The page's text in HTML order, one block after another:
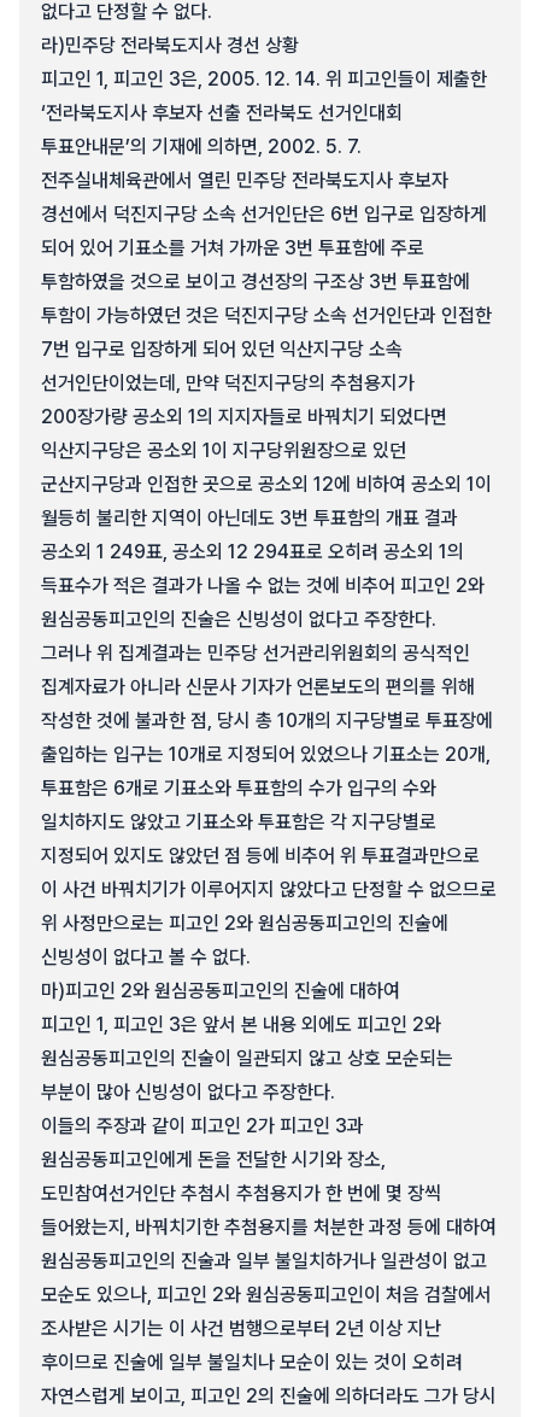
없다고 단정할 수 없다.
라)민주당 전라북도지사 경선 상황
피고인 1, 피고인 3은, 2005. 12. 14. 위 피고인들이 제출한
‘전라북도지사 후보자 선출 전라북도 선거인대회
투표안내문’의 기재에 의하면, 2002. 5. 7.
전주실내체육관에서 열린 민주당 전라북도지사 후보자
경선에서 덕진지구당 소속 선거인단은 6번 입구로 입장하게
되어 있어 기표소를 거쳐 가까운 3번 투표함에 주로
투함하였을 것으로 보이고 경선장의 구조상 3번 투표함에
투함이 가능하였던 것은 덕진지구당 소속 선거인단과 인접한
7번 입구로 입장하게 되어 있던 익산지구당 소속
선거인단이었는데, 만약 덕진지구당의 추첨용지가
200장가량 공소외 1의 지지자들로 바꿔치기 되었다면
익산지구당은 공소외 1이 지구당위원장으로 있던
군산지구당과 인접한 곳으로 공소외 12에 비하여 공소외 1이
월등히 불리한 지역이 아닌데도 3번 투표함의 개표 결과
공소외 1 249표, 공소외 12 294표로 오히려 공소외 1의
득표수가 적은 결과가 나올 수 없는 것에 비추어 피고인 2와
원심공동피고인의 진술은 신빙성이 없다고 주장한다.
그러나 위 집계결과는 민주당 선거관리위원회의 공식적인
집계자료가 아니라 신문사 기자가 언론보도의 편의를 위해
작성한 것에 불과한 점, 당시 총 10개의 지구당별로 투표장에
출입하는 입구는 10개로 지정되어 있었으나 기표소는 20개,
투표함은 6개로 기표소와 투표함의 수가 입구의 수와
일치하지도 않았고 기표소와 투표함은 각 지구당별로
지정되어 있지도 않았던 점 등에 비추어 위 투표결과만으로
이 사건 바꿔치기가 이루어지지 않았다고 단정할 수 없으므로
위 사정만으로는 피고인 2와 원심공동피고인의 진술에
신빙성이 없다고 볼 수 없다.
마)피고인 2와 원심공동피고인의 진술에 대하여
피고인 1, 피고인 3은 앞서 본 내용 외에도 피고인 2와
원심공동피고인의 진술이 일관되지 않고 상호 모순되는
부분이 많아 신빙성이 없다고 주장한다.
이들의 주장과 같이 피고인 2가 피고인 3과
원심공동피고인에게 돈을 전달한 시기와 장소,
도민참여선거인단 추첨시 추첨용지가 한 번에 몇 장씩
들어왔는지, 바꿔치기한 추첨용지를 처분한 과정 등에 대하여
원심공동피고인의 진술과 일부 불일치하거나 일관성이 없고
모순도 있으나, 피고인 2와 원심공동피고인이 처음 검찰에서
조사받은 시기는 이 사건 범행으로부터 2년 이상 지난
후이므로 진술에 일부 불일치나 모순이 있는 것이 오히려
자연스럽게 보이고, 피고인 2의 진술에 의하더라도 그가 당시